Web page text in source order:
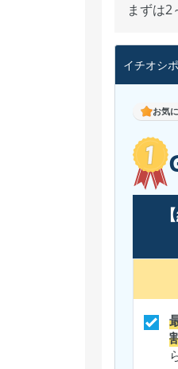
まずは2
イチオシ
お気